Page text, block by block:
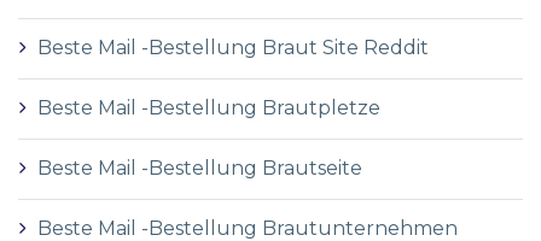
Beste Mail -Bestellung Braut Site Reddit
Beste Mail -Bestellung Brautpletze
Beste Mail -Bestellung Brautseite
Beste Mail -Bestellung Brautunternehmen